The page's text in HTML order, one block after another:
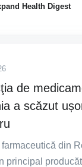
Health Digest
de
a scăzut
farmaceutică din
principal